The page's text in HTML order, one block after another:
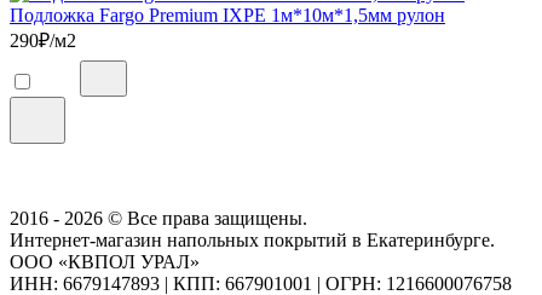
Подложка Fargo Premium IXPE 1м*10м*1,5мм рулон
290₽/м2
2016 - 2026 © Все права защищены.
Интернет-магазин напольных покрытий в Екатеринбурге.
ООО «КВПОЛ УРАЛ»
ИНН: 6679147893 | КПП: 667901001 | ОГРН: 1216600076758